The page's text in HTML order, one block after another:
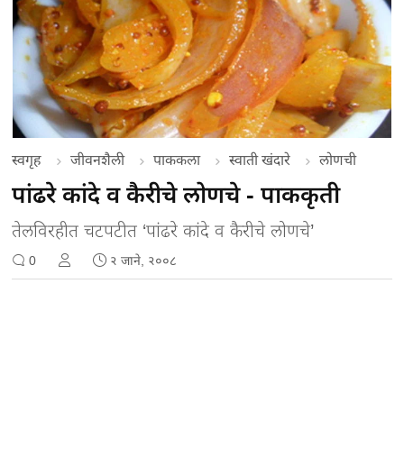
स्वगृह जीवनशैली पाककला स्वाती खंदारे लोणची
पांढरे कांदे व कैरीचे लोणचे - पाककृती
तेलविरहीत चटपटीत ‘पांढरे कांदे व कैरीचे लोणचे’
0 २ जाने, २००८